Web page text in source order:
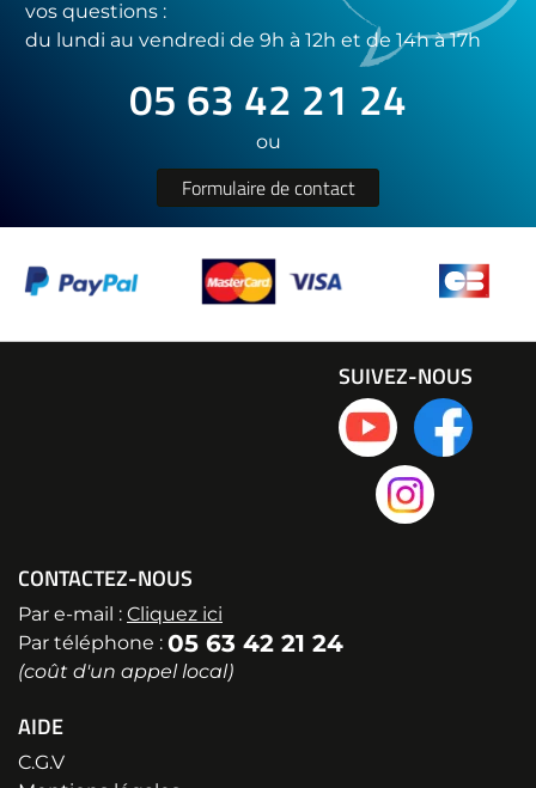
vos questions :
du lundi au vendredi de 9h à 12h et de 14h à 17h
05 63 42 21 24
ou
Formulaire de contact
CONTACTEZ-NOUS
Par e-mail : Cliquez ici
Par téléphone : 05 63 42 21 24
(coût d'un appel local)
AIDE
C.G.V
SUIVEZ-NOUS